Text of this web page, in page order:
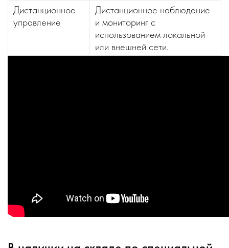
Дистанционное
управление
Дистанционное наблюдение
и мониторинг с
использованием локальной
или внешней сети.